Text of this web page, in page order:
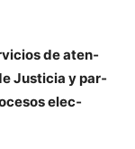
de aten­
Jus­ti­cia y par­
elec­